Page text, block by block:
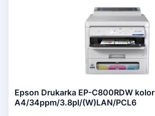
Epson Drukarka EP-C800RDW kolor
A4/34ppm/3.8pl/(W)LAN/PCL6